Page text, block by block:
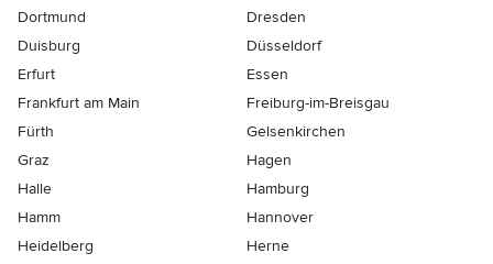
Dortmund
Dresden
Duisburg
Düsseldorf
Erfurt
Essen
Frankfurt am Main
Freiburg-im-Breisgau
Fürth
Gelsenkirchen
Graz
Hagen
Halle
Hamburg
Hamm
Hannover
Heidelberg
Herne